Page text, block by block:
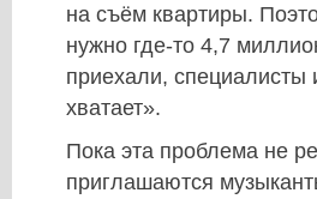
на съём квартиры.
нужно где-то 4,7
приехали, специалисты
хватает».
Пока эта проблема не
приглашаются